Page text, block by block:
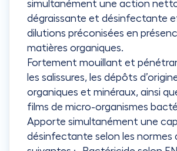
simultanément une action
dégraissante et désinfectante
dilutions préconisées en
matières organiques.
Fortement mouillant et
les salissures, les dépôts
organiques et minéraux, ainsi
films de micro-organismes
Apporte simultanément une
désinfectante selon les normes